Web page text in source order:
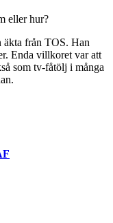
eller hur?
äkta från TOS. Han
Enda villkoret var att
som tv-fåtölj i många